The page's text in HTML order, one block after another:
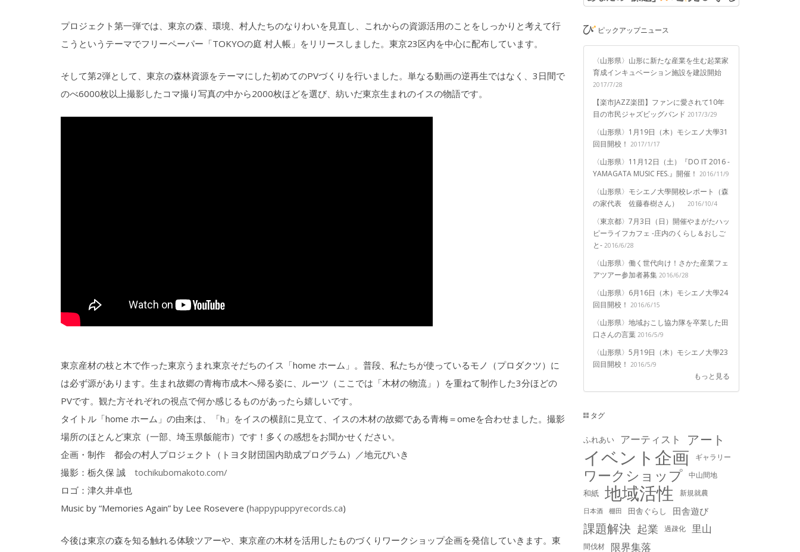
プロジェクト第一弾では、東京の森、環境、村人たちのなりわいを見直し、これからの資源活用のことをしっかりと考えて行
こうというテーマでフリーペーパー「TOKYOの庭 村人帳」をリリースしました。東京23区内を中心に配布しています。
そして第2弾として、東京の森林資源をテーマにした初めてのPVづくりを行いました。単なる動画の逆再生ではなく、3日間で
のべ6000枚以上撮影したコマ撮り写真の中から2000枚ほどを選び、紡いだ東京生まれのイスの物語です。
東京産材の枝と木で作った東京うまれ東京そだちのイス「home ホーム」。普段、私たちが使っているモノ（プロダクツ）に
は必ず源があります。生まれ故郷の青梅市成木へ帰る姿に、ルーツ（ここでは「木材の物流」）を重ねて制作した3分ほどの
PVです。観た方それぞれの視点で何か感じるものがあったら嬉しいです。
タイトル「home ホーム」の由来は、「h」をイスの横顔に見立て、イスの木材の故郷である青梅＝omeを合わせました。撮影
場所のほとんど東京（一部、埼玉県飯能市）です！多くの感想をお聞かせください。
企画・制作 都会の村人プロジェクト（トヨタ財団国内助成プログラム）／地元びいき
撮影：栃久保 誠 tochikubomakoto.com/
ロゴ：津久井卓也
Music by “Memories Again” by Lee Rosevere (happypuppyrecords.ca)
今後は東京の森を知る触れる体験ツアーや、東京産の木材を活用したものづくりワークショップ企画を発信していきます。東
ピックアップニュース
〈山形県〉山形に新たな産業を生む起業家
育成インキュベーション施設を建設開始
2017/7/28
【楽市JAZZ楽団】ファンに愛されて10年
目の市民ジャズビッグバンド 2017/3/29
〈山形県〉1月19日（木）モシエノ大學31
回目開校！ 2017/1/17
〈山形県〉11月12日（土）『DO IT 2016 -
YAMAGATA MUSIC FES.』開催！ 2016/11/9
〈山形県〉モシエノ大學開校レポート（森
の家代表 佐藤春樹さん）
2016/10/4
〈東京都〉7月3日（日）開催やまがたハッ
ピーライフカフェ -庄内のくらし＆おしご
と- 2016/6/28
〈山形県〉働く世代向け！さかた産業フェ
アツアー参加者募集 2016/6/28
〈山形県〉6月16日（木）モシエノ大學24
回目開校！ 2016/6/15
〈山形県〉地域おこし協力隊を卒業した田
口さんの言葉 2016/5/9
〈山形県〉5月19日（木）モシエノ大學23
回目開校！ 2016/5/9
もっと見る
タグ
ふれあい アーティスト アート
イベント企画 ギャラリー
ワークショップ 中山間地
和紙 地域活性 新規就農
日本酒 棚田 田舎ぐらし 田舎遊び
課題解決 起業 過疎化 里山
間伐材 限界集落